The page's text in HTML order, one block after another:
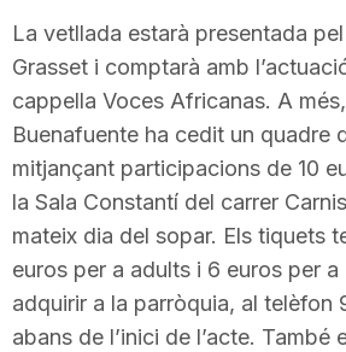
La vetllada estarà presentada
Grasset i comptarà amb
cappella Voces Africanas. A
Buenafuente ha cedit un quadre
mitjançant participacions de 10
la Sala Constantí del carrer
mateix dia del sopar. Els tiquets
euros per a adults i 6 euros per
adquirir a la parròquia, al telèfon
abans de l’inici de l’acte. També